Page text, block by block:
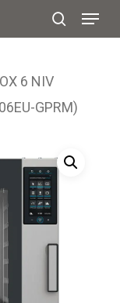
search
Menu
6 NIV
GPRM)